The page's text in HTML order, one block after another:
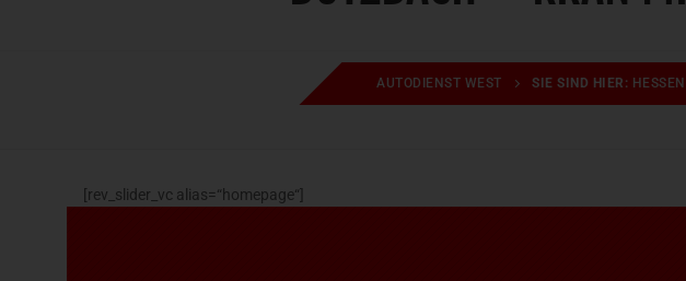
AUTODIENST WEST SIE SIND HIER:
[rev_slider_vc alias=“homepage“]